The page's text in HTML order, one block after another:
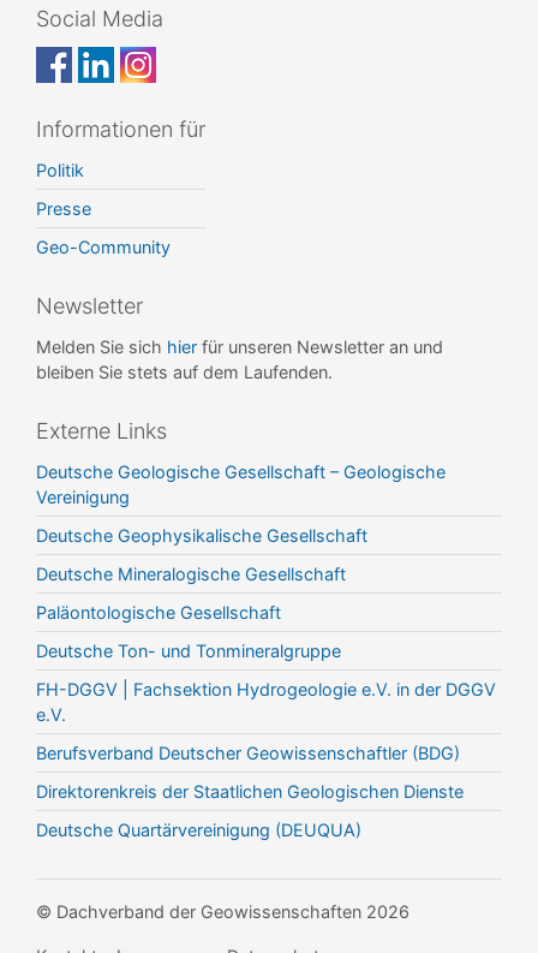
Social Media
Informationen für
Politik
Presse
Geo-Community
Newsletter
Melden Sie sich hier für unseren Newsletter an und
bleiben Sie stets auf dem Laufenden.
Externe Links
Deutsche Geologische Gesellschaft – Geologische
Vereinigung
Deutsche Geophysikalische Gesellschaft
Deutsche Mineralogische Gesellschaft
Paläontologische Gesellschaft
Deutsche Ton- und Tonmineralgruppe
FH-DGGV | Fachsektion Hydrogeologie e.V. in der DGGV
e.V.
Berufsverband Deutscher Geowissenschaftler (BDG)
Direktorenkreis der Staatlichen Geologischen Dienste
Deutsche Quartärvereinigung (DEUQUA)
© Dachverband der Geowissenschaften 2026